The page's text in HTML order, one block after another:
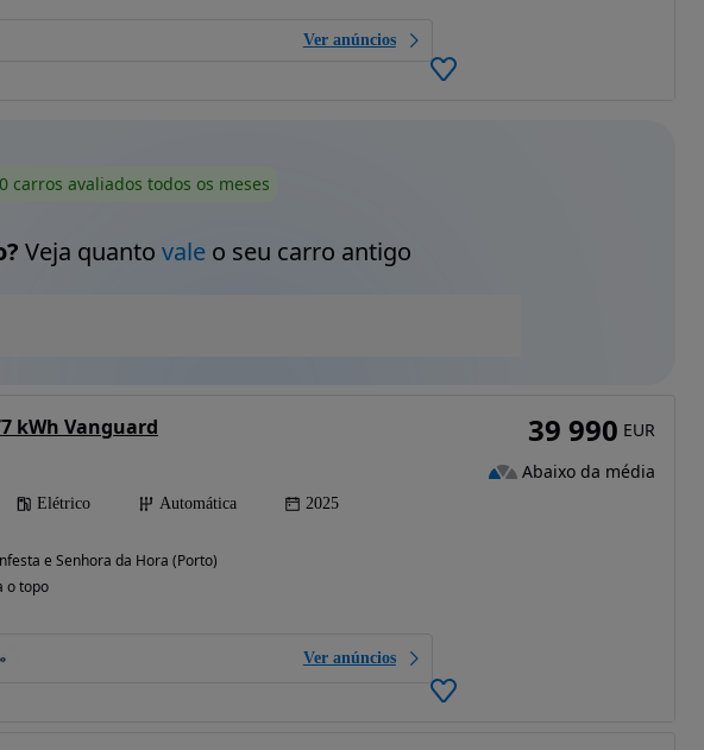
Ver anúncios
carros avaliados todos os meses
Veja quanto valeo seu carro antigo
kWh Vanguard
Elétrico Automática 2025
e Senhora da Hora (Porto)
o topo
Ver anúncios
39 990 EUR
Abaixo da média